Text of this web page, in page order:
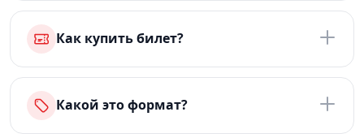
Как купить билет?
Какой это формат?